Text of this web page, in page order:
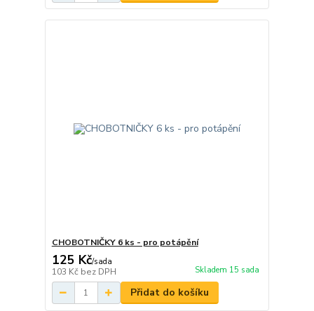
CHOBOTNIČKY 6 ks - pro potápění
125 Kč/sada
103 Kč bez DPH Skladem 15 sada
Přidat do košíku